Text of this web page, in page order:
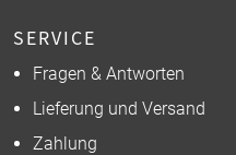
SERVICE
Fragen & Antworten
Lieferung und Versand
Zahlung